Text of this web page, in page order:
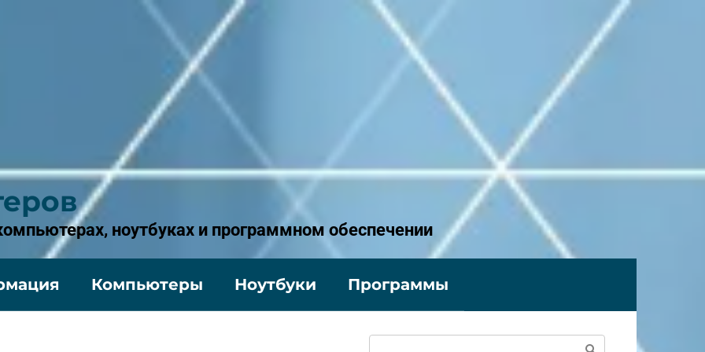
ноутбуках и программном обеспечении
Компьютеры Ноутбуки Программы